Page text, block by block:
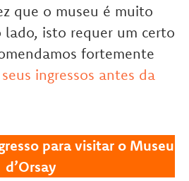
que o museu é muito
lado, isto requer um certo
fortemente
ingressos antes da
para visitar o Museu
d’Orsay